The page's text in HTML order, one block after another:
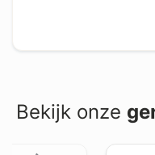
Bekijk onze